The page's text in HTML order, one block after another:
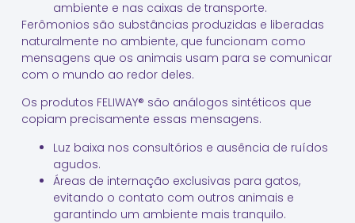
ambiente e nas caixas de transporte.
Ferômonios são substâncias produzidas e liberadas
naturalmente no ambiente, que funcionam como
mensagens que os animais usam para se comunicar
com o mundo ao redor deles.
Os produtos FELIWAY® são análogos sintéticos que
copiam precisamente essas mensagens.
Luz baixa nos consultórios e ausência de ruídos
agudos.
Áreas de internação exclusivas para gatos,
evitando o contato com outros animais e
garantindo um ambiente mais tranquilo.